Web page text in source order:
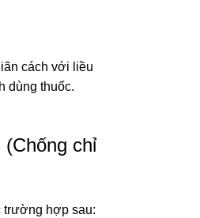
cách với liều
dùng thuốc.
chỉ
trường hợp sau: